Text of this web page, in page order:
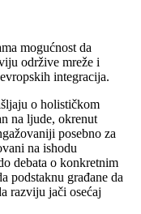
mogućnost da
održive mreže i
integracija.
o holističkom
na ljude, okrenut
posebno za
na ishodu
debata o konkretnim
podstaknu građane da
razviju jači osećaj